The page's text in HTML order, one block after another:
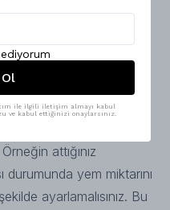
yaklaşık iki dakika
yerler. Fakat fazlası
yeteri kadar
yemedikleri
Vereceğiniz
ederek zamanla
attığınız
yem miktarını
ayarlamalısınız. Bu
ediyorum
Ol
ile ilgili iletişim almayı kabul
ve kabul ettiğinizi onaylarsınız.